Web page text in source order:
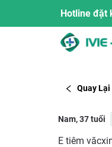
Hotline đặt
Quay Lại
Nam, 37 tuổi
E tiêm